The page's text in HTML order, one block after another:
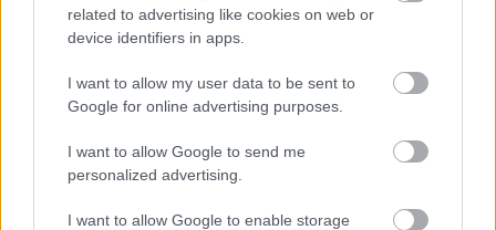
related to advertising like cookies on web or
device identifiers in apps.
I want to allow my user data to be sent to
Google for online advertising purposes.
I want to allow Google to send me
personalized advertising.
I want to allow Google to enable storage
Lapszám